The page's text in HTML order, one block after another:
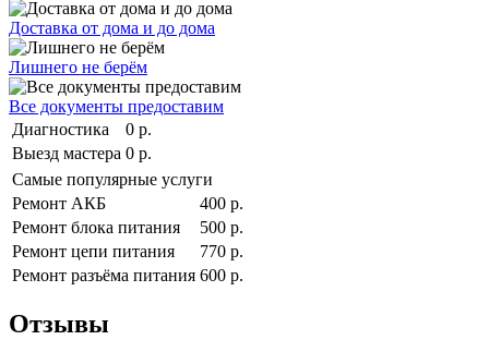
Доставка от дома и до дома
Лишнего не берём
Все документы предоставим
Диагностика
0 р.
Выезд мастера 0 р.
Самые популярные услуги
Ремонт АКБ
400 р.
Ремонт блока питания
500 р.
Ремонт цепи питания
770 р.
Ремонт разъёма питания 600 р.
Отзывы